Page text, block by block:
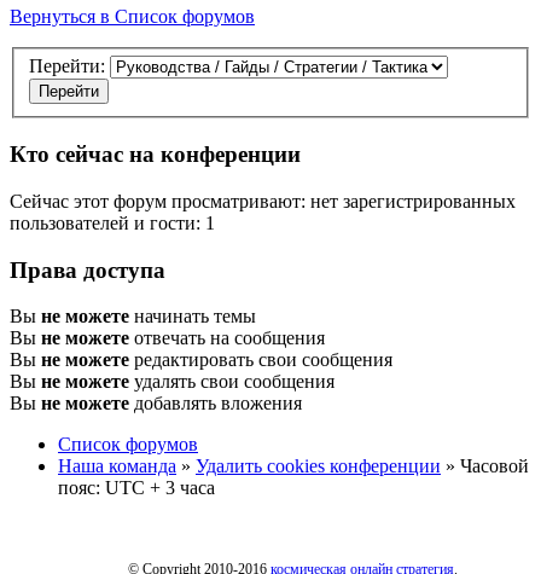
Вернуться в Список форумов
Перейти:
Кто сейчас на конференции
Сейчас этот форум просматривают: нет зарегистрированных
пользователей и гости: 1
Права доступа
Вы не можете начинать темы
Вы не можете отвечать на сообщения
Вы не можете редактировать свои сообщения
Вы не можете удалять свои сообщения
Вы не можете добавлять вложения
Список форумов
Наша команда » Удалить cookies конференции » Часовой
пояс: UTC + 3 часа
© Copyright 2010-2016 космическая онлайн стратегия.